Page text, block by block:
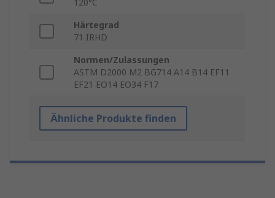
120°C
Härtegrad
71 IRHD
Normen/Zulassungen
ASTM D2000 M2 BG714 A14 B14 EF11
EF21 EO14 EO34 F17
Ähnliche Produkte finden